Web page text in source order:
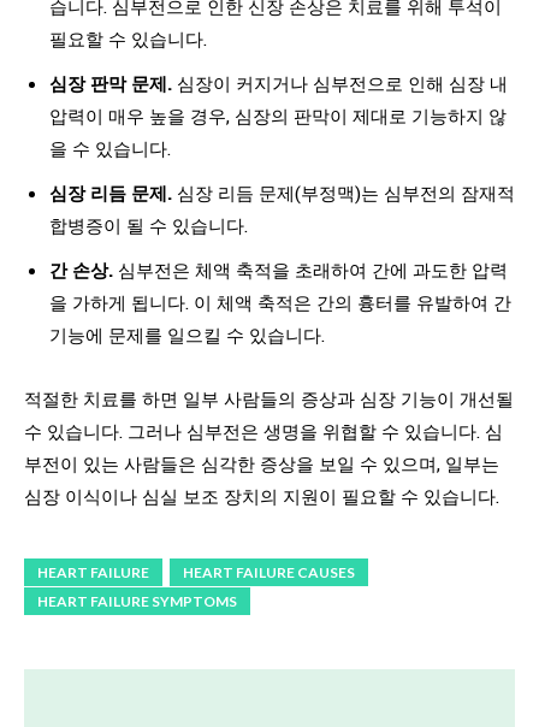
습니다. 심부전으로 인한 신장 손상은 치료를 위해 투석이
필요할 수 있습니다.
심장 판막 문제. 심장이 커지거나 심부전으로 인해 심장 내
압력이 매우 높을 경우, 심장의 판막이 제대로 기능하지 않
을 수 있습니다.
심장 리듬 문제. 심장 리듬 문제(부정맥)는 심부전의 잠재적
합병증이 될 수 있습니다.
간 손상. 심부전은 체액 축적을 초래하여 간에 과도한 압력
을 가하게 됩니다. 이 체액 축적은 간의 흉터를 유발하여 간
기능에 문제를 일으킬 수 있습니다.
적절한 치료를 하면 일부 사람들의 증상과 심장 기능이 개선될
수 있습니다. 그러나 심부전은 생명을 위협할 수 있습니다. 심
부전이 있는 사람들은 심각한 증상을 보일 수 있으며, 일부는
심장 이식이나 심실 보조 장치의 지원이 필요할 수 있습니다.
HEART FAILURE
HEART FAILURE CAUSES
HEART FAILURE SYMPTOMS